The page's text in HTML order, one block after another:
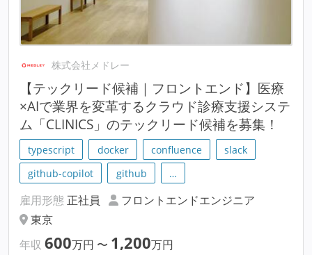
株式会社メドレー
【テックリード候補｜フロントエンド】医療
×AIで業界を変革するクラウド診療支援システ
ム「CLINICS」のテックリード候補を募集！
typescript docker confluence
slack
github-copilot
github …
雇用形態 正社員
フロントエンドエンジニア
東京
年収 600万円 〜 1,200万円